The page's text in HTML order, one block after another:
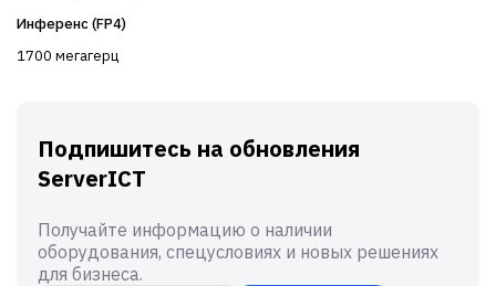
Инференс (FP4)
1700 мегагерц
Подпишитесь на обновления
ServerICT
Получайте информацию о наличии
оборудования, спецусловиях и новых решениях
для бизнеса.